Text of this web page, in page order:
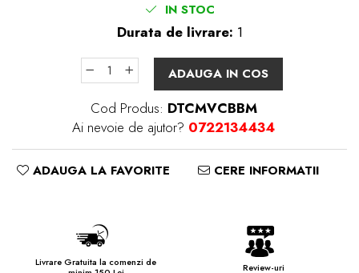
IN STOC
Durata de livrare: 1
ADAUGA IN COS
Cod Produs: DTCMVCBBM
Ai nevoie de ajutor? 0722134434
ADAUGA LA FAVORITE CERE INFORMATII
Livrare Gratuita la comenzi de
Review-uri